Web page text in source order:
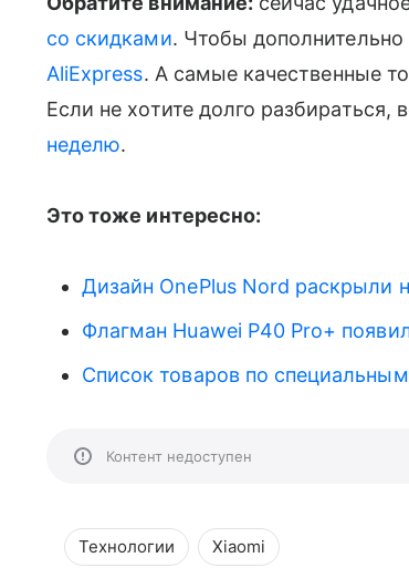
со скидками. Чтобы
AliExpress. А самые качественные
Если не хотите долго разбираться,
неделю.
Это тоже интересно:
Дизайн OnePlus Nord раскрыли
Флагман Huawei P40 Pro+
Список товаров по
Контент недоступен
Технологии Xiaomi